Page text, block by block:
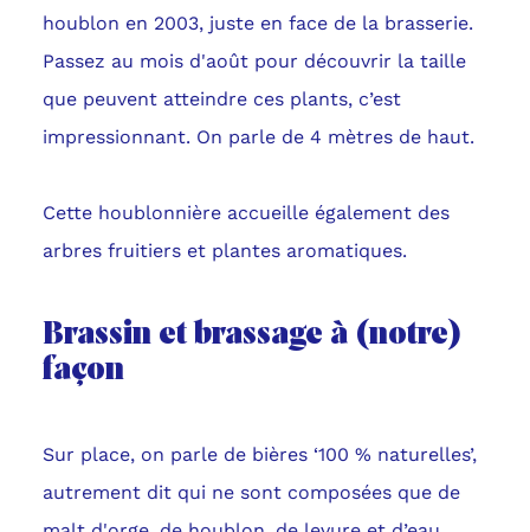
houblon en 2003, juste en face de la brasserie.
Passez au mois d'août pour découvrir la taille
que peuvent atteindre ces plants, c’est
impressionnant. On parle de 4 mètres de haut.
Cette houblonnière accueille également des
arbres fruitiers et plantes aromatiques.
Brassin et brassage à (notre)
façon
Sur place, on parle de bières ‘100 % naturelles’,
autrement dit qui ne sont composées que de